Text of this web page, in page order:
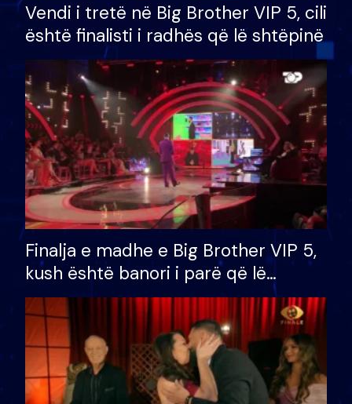
Vendi i tretë në Big Brother VIP 5, cili
është finalisti i radhës që lë shtëpinë
Finalja e madhe e Big Brother VIP 5,
kush është banori i parë që lë
shtëpinë dhe humb mundësinë për
të fituar çmimin e madh